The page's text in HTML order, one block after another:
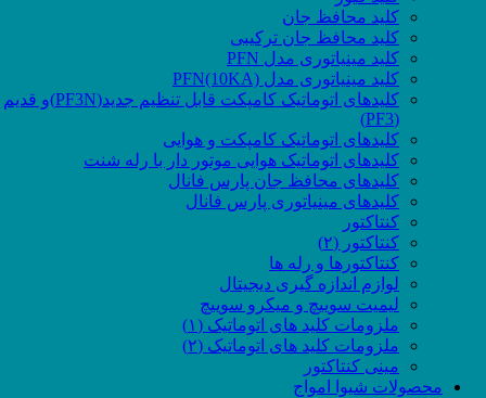
کلید محافظ جان
کلید محافظ جان ترکیبی
کلید مینیاتوری مدل PFN
کلید مینیاتوری مدل PFN(10KA)
کلیدهای اتوماتیک کامپکت قابل تنظیم جدید(PF3N)و قدیم
(PF3)
کلیدهای اتوماتیک کامپکت و هوایی
کلیدهای اتوماتیک هوایی موتور دار با رله شنت
کلیدهای محافظ جان پارس فانال
کلیدهای مینیاتوری پارس فانال
کنتاکتور
کنتاکتور (۲)
کنتاکتورها و رله ها
لوازم اندازه گیری دیجیتال
لیمیت سوییچ و میکرو سوییچ
ملزومات کلید های اتوماتیک (۱)
ملزومات کلید های اتوماتیک (۲)
مینی کنتاکتور
محصولات شیوا امواج